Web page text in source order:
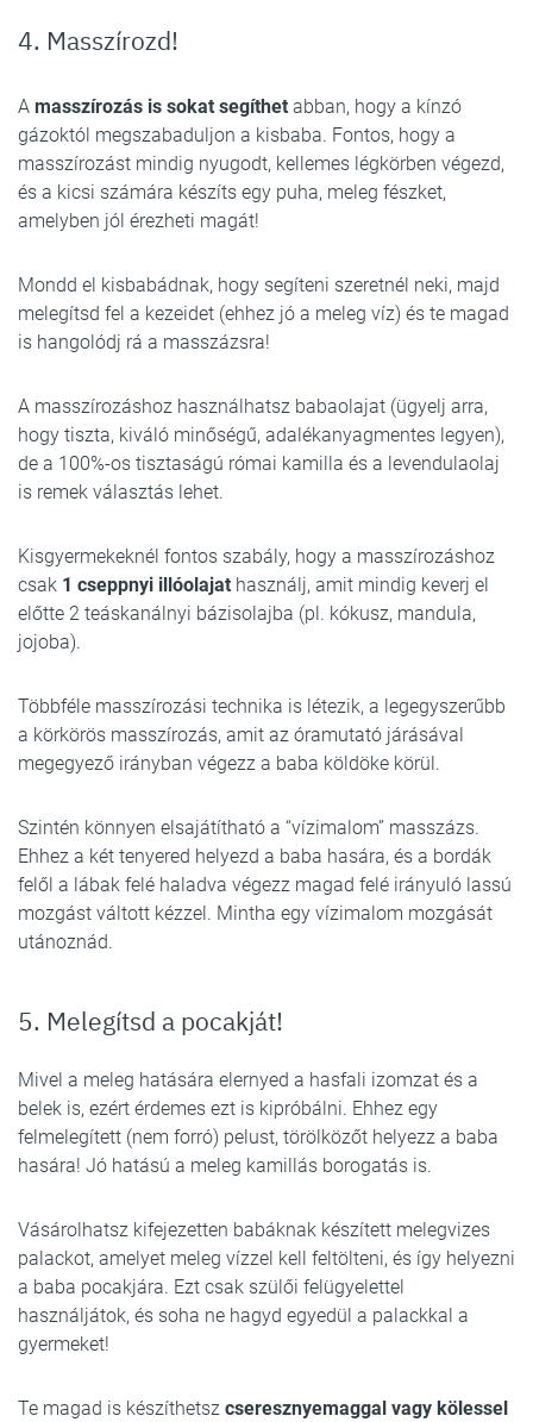
4. Masszírozd!
A masszírozás is sokat segíthet abban, hogy a kínzó
gázoktól megszabaduljon a kisbaba. Fontos, hogy a
masszírozást mindig nyugodt, kellemes légkörben végezd,
és a kicsi számára készíts egy puha, meleg fészket,
amelyben jól érezheti magát!
Mondd el kisbabádnak, hogy segíteni szeretnél neki, majd
melegítsd fel a kezeidet (ehhez jó a meleg víz) és te magad
is hangolódj rá a masszázsra!
A masszírozáshoz használhatsz babaolajat (ügyelj arra,
hogy tiszta, kiváló minőségű, adalékanyagmentes legyen),
de a 100%-os tisztaságú római kamilla és a levendulaolaj
is remek választás lehet.
Kisgyermekeknél fontos szabály, hogy a masszírozáshoz
csak 1 cseppnyi illóolajat használj, amit mindig keverj el
előtte 2 teáskanálnyi bázisolajba (pl. kókusz, mandula,
jojoba).
Többféle masszírozási technika is létezik, a legegyszerűbb
a körkörös masszírozás, amit az óramutató járásával
megegyező irányban végezz a baba köldöke körül.
Szintén könnyen elsajátítható a “vízimalom” masszázs.
Ehhez a két tenyered helyezd a baba hasára, és a bordák
felől a lábak felé haladva végezz magad felé irányuló lassú
mozgást váltott kézzel. Mintha egy vízimalom mozgását
utánoznád.
5. Melegítsd a pocakját!
Mivel a meleg hatására elernyed a hasfali izomzat és a
belek is, ezért érdemes ezt is kipróbálni. Ehhez egy
felmelegített (nem forró) pelust, törölközőt helyezz a baba
hasára! Jó hatású a meleg kamillás borogatás is.
Vásárolhatsz kifejezetten babáknak készített melegvizes
palackot, amelyet meleg vízzel kell feltölteni, és így helyezni
a baba pocakjára. Ezt csak szülői felügyelettel
használjátok, és soha ne hagyd egyedül a palackkal a
gyermeket!
Te magad is készíthetsz cseresznyemaggal vagy kölessel